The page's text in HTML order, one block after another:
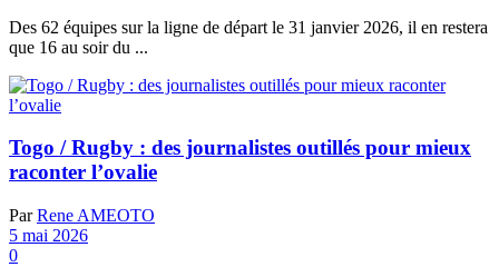
Des 62 équipes sur la ligne de départ le 31 janvier 2026, il en restera
que 16 au soir du ...
Togo / Rugby : des journalistes outillés pour mieux
raconter l’ovalie
Par Rene AMEOTO
5 mai 2026
0